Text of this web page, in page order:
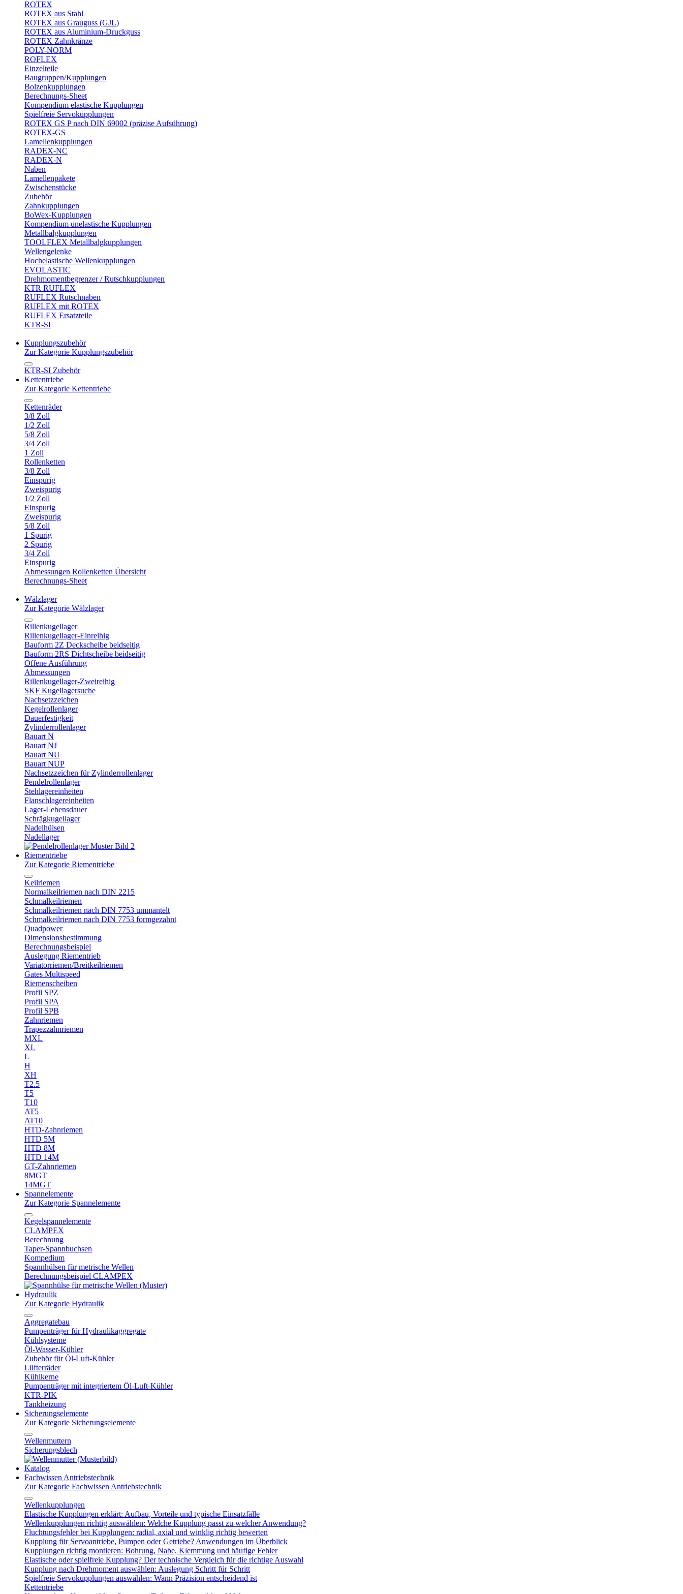
ROTEX
ROTEX aus Stahl
ROTEX aus Grauguss (GJL)
ROTEX aus Aluminium-Druckguss
ROTEX Zahnkränze
POLY-NORM
ROFLEX
Einzelteile
Baugruppen/Kupplungen
Bolzenkupplungen
Berechnungs-Sheet
Kompendium elastische Kupplungen
Spielfreie Servokupplungen
ROTEX GS P nach DIN 69002 (präzise Aufsührung)
ROTEX-GS
Lamellenkupplungen
RADEX-NC
RADEX-N
Naben
Lamellenpakete
Zwischenstücke
Zubehör
Zahnkupplungen
BoWex-Kupplungen
Kompendium unelastische Kupplungen
Metallbalgkupplungen
TOOLFLEX Metallbalgkupplungen
Wellengelenke
Hochelastische Wellenkupplungen
EVOLASTIC
Drehmomentbegrenzer / Rutschkupplungen
KTR RUFLEX
RUFLEX Rutschnaben
RUFLEX mit ROTEX
RUFLEX Ersatzteile
KTR-SI
Kupplungszubehör
Zur Kategorie Kupplungszubehör
KTR-SI Zubehör
Kettentriebe
Zur Kategorie Kettentriebe
Kettenräder
3/8 Zoll
1/2 Zoll
5/8 Zoll
3/4 Zoll
1 Zoll
Rollenketten
3/8 Zoll
Einspurig
Zweispurig
1/2 Zoll
Einspurig
Zweispurig
5/8 Zoll
1 Spurig
2 Spurig
3/4 Zoll
Einspurig
Abmessungen Rollenketten Übersicht
Berechnungs-Sheet
Wälzlager
Zur Kategorie Wälzlager
Rillenkugellager
Rillenkugellager-Einreihig
Bauform 2Z Deckscheibe beidseitig
Bauform 2RS Dichtscheibe beidseitig
Offene Ausführung
Abmessungen
Rillenkugellager-Zweireihig
SKF Kugellagersuche
Nachsetzzeichen
Kegelrollenlager
Dauerfestigkeit
Zylinderrollenlager
Bauart N
Bauart NJ
Bauart NU
Bauart NUP
Nachsetzzeichen für Zylinderrollenlager
Pendelrollenlager
Stehlagereinheiten
Flanschlagereinheiten
Lager-Lebensdauer
Schrägkugellager
Nadelhülsen
Nadellager
Riementriebe
Zur Kategorie Riementriebe
Keilriemen
Normalkeilriemen nach DIN 2215
Schmalkeilriemen
Schmalkeilriemen nach DIN 7753 ummantelt
Schmalkeilriemen nach DIN 7753 formgezahnt
Quadpower
Dimensionsbestimmung
Berechnungsbeispiel
Auslegung Riementrieb
Variatorriemen/Breitkeilriemen
Gates Multispeed
Riemenscheiben
Profil SPZ
Profil SPA
Profil SPB
Zahnriemen
Trapezzahnriemen
MXL
XL
L
H
XH
T2.5
T5
T10
AT5
AT10
HTD-Zahnriemen
HTD 5M
HTD 8M
HTD 14M
GT-Zahnriemen
8MGT
14MGT
Spannelemente
Zur Kategorie Spannelemente
Kegelspannelemente
CLAMPEX
Berechnung
Taper-Spannbuchsen
Kompedium
Spannhülsen für metrische Wellen
Berechnungsbeispiel CLAMPEX
Hydraulik
Zur Kategorie Hydraulik
Aggregatebau
Pumpenträger für Hydraulikaggregate
Kühlsysteme
Öl-Wasser-Kühler
Zubehör für Öl-Luft-Kühler
Lüfterräder
Kühlkerne
Pumpenträger mit integriertem Öl-Luft-Kühler
KTR-PIK
Tankheizung
Sicherungselemente
Zur Kategorie Sicherungselemente
Wellenmuttern
Sicherungsblech
Katalog
Fachwissen Antriebstechnik
Zur Kategorie Fachwissen Antriebstechnik
Wellenkupplungen
Elastische Kupplungen erklärt: Aufbau, Vorteile und typische Einsatzfälle
Wellenkupplungen richtig auswählen: Welche Kupplung passt zu welcher Anwendung?
Fluchtungsfehler bei Kupplungen: radial, axial und winklig richtig bewerten
Kupplung für Servoantriebe, Pumpen oder Getriebe? Anwendungen im Überblick
Kupplungen richtig montieren: Bohrung, Nabe, Klemmung und häufige Fehler
Elastische oder spielfreie Kupplung? Der technische Vergleich für die richtige Auswahl
Kupplung nach Drehmoment auswählen: Auslegung Schritt für Schritt
Spielfreie Servokupplungen auswählen: Wann Präzision entscheidend ist
Kettentriebe